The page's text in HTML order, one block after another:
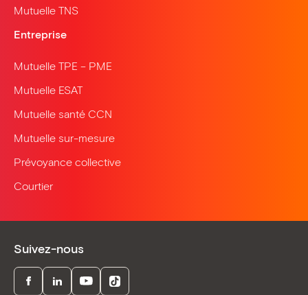
Mutuelle TNS
Entreprise
Mutuelle TPE – PME
Mutuelle ESAT
Mutuelle santé CCN
Mutuelle sur-mesure
Prévoyance collective
Courtier
Suivez-nous